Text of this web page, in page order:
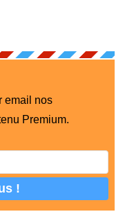
email nos
Premium.